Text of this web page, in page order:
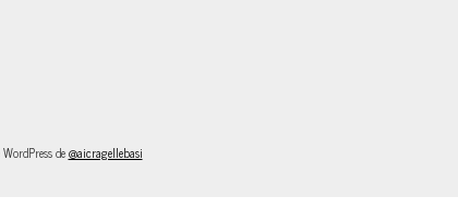
de@aicragellebasi